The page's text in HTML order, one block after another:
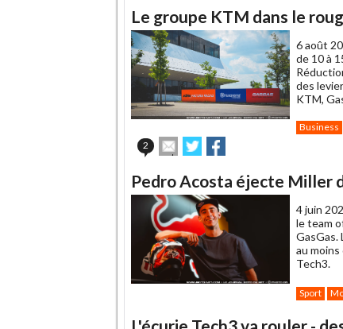
Le groupe KTM dans le
6 août
de 10 à
des
KTM,
Business
2
Envoyer
cet
à
un
ami
Partager
sur sur
Pedro Acosta éjecte Miller
4 juin
le team
GasGas.
au
Tech3.
Sport
L'écurie Tech3 va rouler -